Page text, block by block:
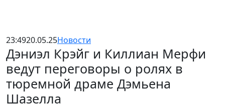
23:4920.05.25Новости
Дэниэл Крэйг и Киллиан Мерфи
ведут переговоры о ролях в
тюремной драме Дэмьена
Шазелла